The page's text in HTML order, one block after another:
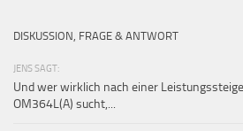
DISKUSSION, FRAGE & ANTWORT
JENS SAGT:
Und wer wirklich nach einer
OM364L(A) sucht,...